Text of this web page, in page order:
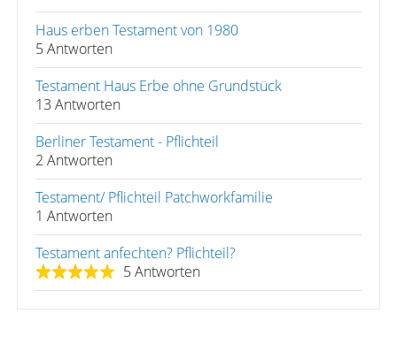
Haus erben Testament von 1980
5 Antworten
Testament Haus Erbe ohne Grundstück
13 Antworten
Berliner Testament - Pflichteil
2 Antworten
Testament/ Pflichteil Patchworkfamilie
1 Antworten
Testament anfechten? Pflichteil?
5 Antworten